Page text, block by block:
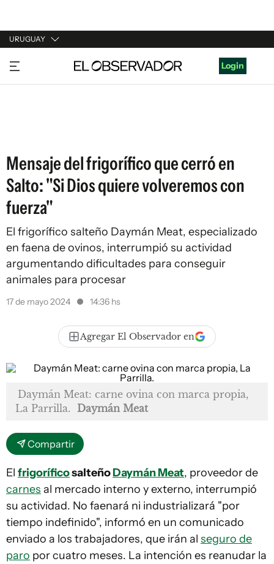
URUGUAY
URUGUAY
ARGENTINA
Login
Mensaje del frigorífico que cerró en
Salto: "Si Dios quiere volveremos con
fuerza"
El frigorífico salteño Daymán Meat, especializado
en faena de ovinos, interrumpió su actividad
argumentando dificultades para conseguir
animales para procesar
17 de mayo 2024 14:36 hs
Agregar El Observador en
Daymán Meat: carne ovina con marca propia,
La Parrilla. Daymán Meat
Compartir
El frigoríficosalteñoDaymán Meat, proveedor de
carnes al mercado interno y externo, interrumpió
su actividad. No faenará ni industrializará "por
tiempo indefinido", informó en un comunicado
enviado a los trabajadores, que irán al seguro de
paro por cuatro meses. La intención es reanudar la